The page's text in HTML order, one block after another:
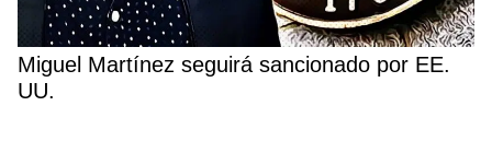
Miguel Martínez seguirá sancionado por EE.
UU.